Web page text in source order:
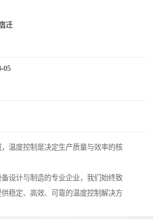
迁
05
温度控制是决定生产质量与效率的核
设计与制造的专业企业，我们始终致
稳定、高效、可靠的温度控制解决方